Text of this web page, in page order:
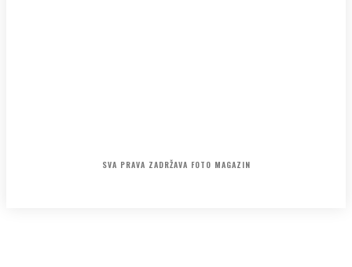
SVA PRAVA ZADRŽAVA FOTO MAGAZIN